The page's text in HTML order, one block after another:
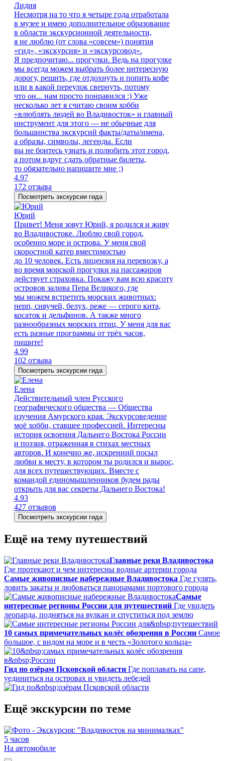
Лидия
Несмотря на то что я четыре года отработала
в музее и имею дополнительное образование
в области экскурсионной деятельности,
я не люблю (от слова «совсем») понятия
«гид», «экскурсия» и «экскурсовод».
Я предпочитаю... прогулки. Ведь на прогулке
мы всегда можем выбрать более интересную
дорогу, решить, где отдохнуть и попить кофе
или в какой переулок свернуть, потому
что он... нам просто понравился :) Уже
несколько лет я считаю своим хобби
«влюблять людей во Владивосток» и главный
инструмент для этого — не обычные для
большинства экскурсий факты/даты/имена,
а образы, символы, легенды. Если
вы не боитесь узнать и полюбить этот город,
а потом вдруг сдать обратные билеты,
то обязательно напишите мне ;)
4.97
172 отзыва
Посмотреть экскурсии гида
Юрий
Привет! Меня зовут Юрий, я родился и живу
во Владивостоке. Люблю свой город,
особенно море и острова. У меня свой
скоростной катер вместимостью
до 10 человек. Есть лицензия на перевозку, а
во время морской прогулки на пассажиров
действует страховка. Покажу вам всю красоту
островов залива Пера Великого, где
мы можем встретить морских животных:
нерп, сивучей, белух, реже — серого кита,
косаток и дельфинов. А также много
разнообразных морских птиц. У меня для вас
есть разные программы от трёх часов,
пишите!
4.99
102 отзыва
Посмотреть экскурсии гида
Елена
Действительный член Русского
географического общества — Общества
изучения Амурского края. Экскурсоведение
моё хобби, ставшее профессией. Интересны
история освоения Дальнего Востока России
и поэзия, отраженная в стихах местных
авторов. И конечно же, искренний посыл
любви к месту, в котором ты родился и вырос,
для всех путешествующих. Вместе с
командой единомышленников будем рады
открыть для вас секреты Дальнего Востока!
4.93
427 отзывов
Посмотреть экскурсии гида
Ещё на тему путешествий
Главные реки Владивостока
Где протекают и чем интересны водные артерии города
Самые живописные набережные Владивостока Где гулять,
ловить закаты и любоваться панорамами портового города
Самые
интересные регионы России для путешествий Где увидеть
леопарда, подняться на вулкан и спуститься под землю
10 самых примечательных колёс обозрения в России Самое
большое, с видом на море и в честь «Золотого кольца»
Гид по озёрам Псковской области Где поплавать на сапе,
уединиться на островах и увидеть лебедей
Ещё экскурсии по теме
5 часов
На автомобиле